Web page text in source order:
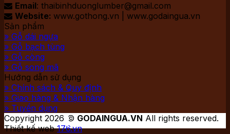
 Email: thaibinhduonglumber@gmail.com
 Website: www.gothong.vn | www.godaingua.vn
Sản phẩm
» Gỗ dái ngựa
» Gỗ bạch tùng
» Gỗ còng
» Gỗ song mã
Hướng dẫn sử dụng
» Chính sách & Quy định
» Giao hàng & Nhận hàng
» Tuyển dụng
Copyright 2026 © GODAINGUA.VN All rights reserved.
Thiết kế web176.vn